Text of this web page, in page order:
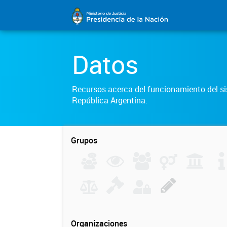
Datos
Recursos acerca del funcionamiento del
República Argentina.
Grupos
Organizaciones